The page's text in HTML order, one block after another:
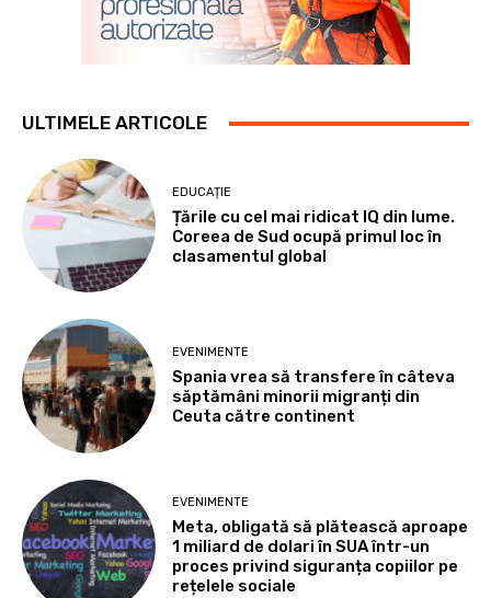
ULTIMELE ARTICOLE
EDUCAȚIE
Țările cu cel mai ridicat IQ din lume.
Coreea de Sud ocupă primul loc în
clasamentul global
EVENIMENTE
Spania vrea să transfere în câteva
săptămâni minorii migranți din
Ceuta către continent
EVENIMENTE
Meta, obligată să plătească aproape
1 miliard de dolari în SUA într-un
proces privind siguranța copiilor pe
rețelele sociale